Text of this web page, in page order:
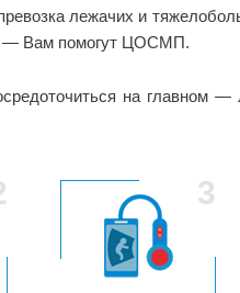
лежачих и
— Вам помогут ЦОСМП.
на главном